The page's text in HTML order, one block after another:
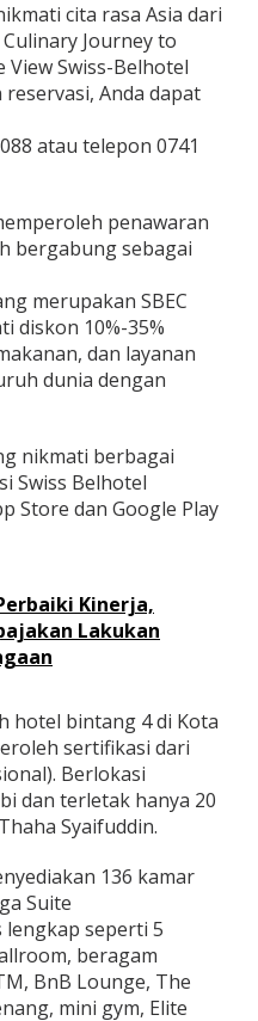
cita rasa Asia dari
Journey to
View Swiss-Belhotel
Anda dapat
atau telepon 0741
penawaran
bergabung sebagai
merupakan SBEC
diskon 10%-35%
dan layanan
dunia dengan
nikmati berbagai
Swiss Belhotel
Store dan Google Play
Kinerja,
Lakukan
hotel bintang 4 di Kota
sertifikasi dari
Berlokasi
dan terletak hanya 20
Syaifuddin.
136 kamar
Suite
lengkap seperti 5
beragam
BnB Lounge, The
mini gym, Elite